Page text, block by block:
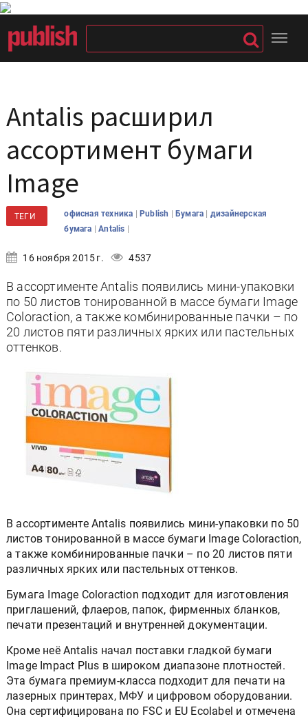
Antalis расширил
ассортимент бумаги
Image
ТЕГИ офисная техника | Publish |Бумага | дизайнерская
бумага |Antalis |
16 ноября 2015 г. 4537
В ассортименте Antalis появились мини-упаковки
по 50 листов тонированной в массе бумаги Image
Coloraction, а также комбинированные пачки – по
20 листов пяти различных ярких или пастельных
оттенков.
В ассортименте Antalis появились мини-упаковки по 50
листов тонированной в массе бумаги Image Coloraction,
а также комбинированные пачки – по 20 листов пяти
различных ярких или пастельных оттенков.
Бумага Image Coloraction подходит для изготовления
приглашений, флаеров, папок, фирменных бланков,
печати презентаций и внутренней документации.
Кроме неё Antalis начал поставки гладкой бумаги
Image Impact Plus в широком диапазоне плотностей.
Эта бумага премиум-класса подходит для печати на
лазерных принтерах, МФУ и цифровом оборудовании.
Она сертифицирована по FSC и EU Ecolabel и отмечена